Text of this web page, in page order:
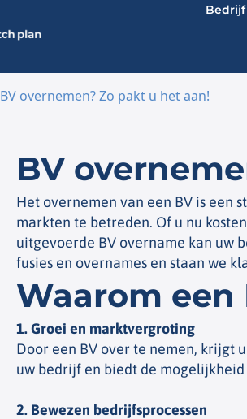
BV overnemen? Zo pakt u het aan!
BV
Het overnemen van een BV is een
markten te betreden. Of u nu
uitgevoerde BV overname kan uw
fusies en overnames en staan we
Waarom een
1. Groei en marktvergroting
Door een BV over te nemen, krijgt
uw bedrijf en biedt de
2. Bewezen bedrijfsprocessen